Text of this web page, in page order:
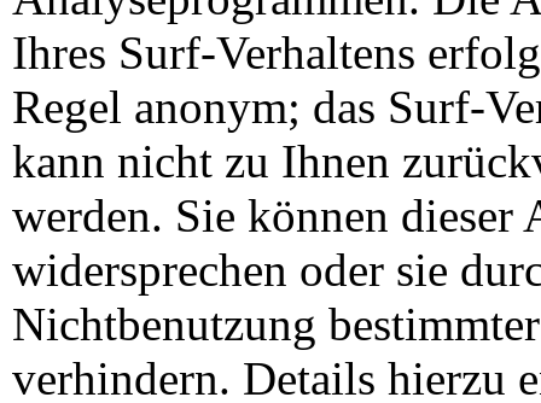
Ihres Surf-Verhaltens
Regel anonym; das Surf-
kann nicht zu Ihnen
werden. Sie können dieser
widersprechen oder sie
Nichtbenutzung
verhindern. Details hierzu